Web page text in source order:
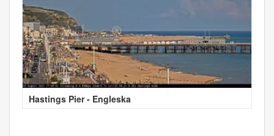
Hastings Pier - Engleska